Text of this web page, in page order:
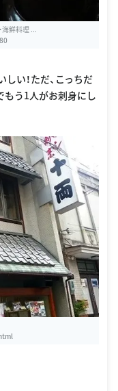
海鮮料理 ...
い！ただ、こっちだ
もう1人がお刺身にし